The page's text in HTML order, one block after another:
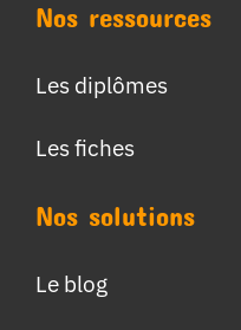
Nos ressources
Les diplômes
Les fiches
Nos solutions
Le blog